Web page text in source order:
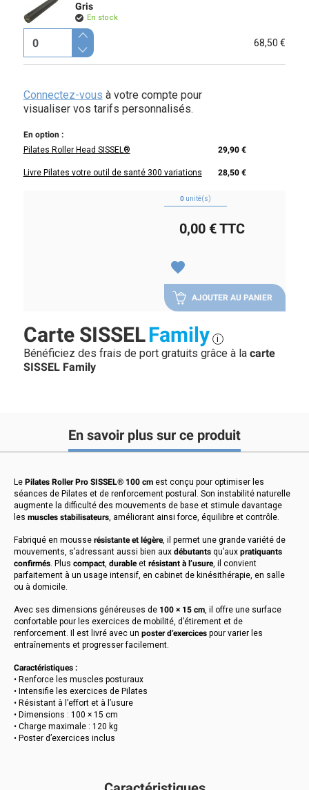
Gris
En stock
68,50 €
Connectez-vous à votre compte pour
visualiser vos tarifs personnalisés.
En option :
Pilates Roller Head SISSEL®
29,90 €
Livre Pilates votre outil de santé 300 variations 28,50 €
0 unité(s)
0,00 €TTC
favorite
AJOUTER AU PANIER
Carte SISSELFamily i
Bénéficiez des frais de port gratuits grâce à la carte
SISSEL Family
En savoir plus sur ce produit
Le Pilates Roller Pro SISSEL® 100 cm est conçu pour optimiser les
séances de Pilates et de renforcement postural. Son instabilité naturelle
augmente la difficulté des mouvements de base et stimule davantage
les muscles stabilisateurs, améliorant ainsi force, équilibre et contrôle.
Fabriqué en mousse résistante et légère, il permet une grande variété de
mouvements, s’adressant aussi bien aux débutants qu’aux pratiquants
confirmés. Plus compact, durableet résistant à l’usure, il convient
parfaitement à un usage intensif, en cabinet de kinésithérapie, en salle
ou à domicile.
Avec ses dimensions généreuses de 100 × 15 cm, il offre une surface
confortable pour les exercices de mobilité, d’étirement et de
renforcement. Il est livré avec un poster d’exercices pour varier les
entraînements et progresser facilement.
Caractéristiques :
• Renforce les muscles posturaux
• Intensifie les exercices de Pilates
• Résistant à l’effort et à l’usure
• Dimensions : 100 × 15 cm
• Charge maximale : 120 kg
• Poster d’exercices inclus